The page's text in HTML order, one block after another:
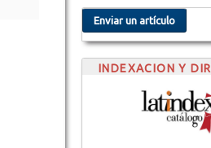
Enviar un artículo
INDEXACION Y